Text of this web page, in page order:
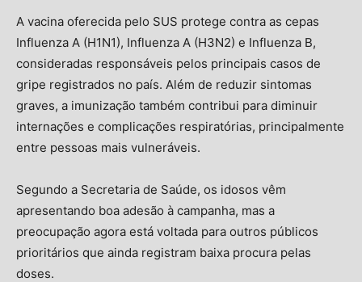
A vacina oferecida pelo SUS protege contra as cepas
Influenza A (H1N1), Influenza A (H3N2) e Influenza B,
consideradas responsáveis pelos principais casos de
gripe registrados no país. Além de reduzir sintomas
graves, a imunização também contribui para diminuir
internações e complicações respiratórias, principalmente
entre pessoas mais vulneráveis.
Segundo a Secretaria de Saúde, os idosos vêm
apresentando boa adesão à campanha, mas a
preocupação agora está voltada para outros públicos
prioritários que ainda registram baixa procura pelas
doses.